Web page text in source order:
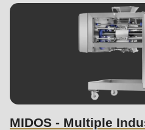
MIDOS - Multiple